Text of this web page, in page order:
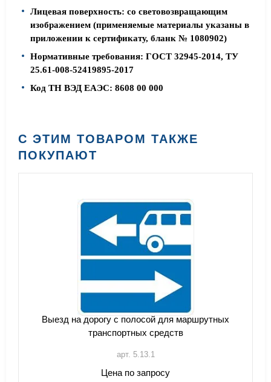
Лицевая поверхность: со световозвращающим
изображением (применяемые материалы указаны в
приложении к сертификату, бланк № 1080902)
Нормативные требования: ГОСТ 32945-2014, ТУ
25.61-008-52419895-2017
Код ТН ВЭД ЕАЭС: 8608 00 000
С ЭТИМ ТОВАРОМ ТАКЖЕ
ПОКУПАЮТ
Выезд на дорогу с полосой для маршрутных
транспортных средств
арт. 5.13.1
Цена по запросу